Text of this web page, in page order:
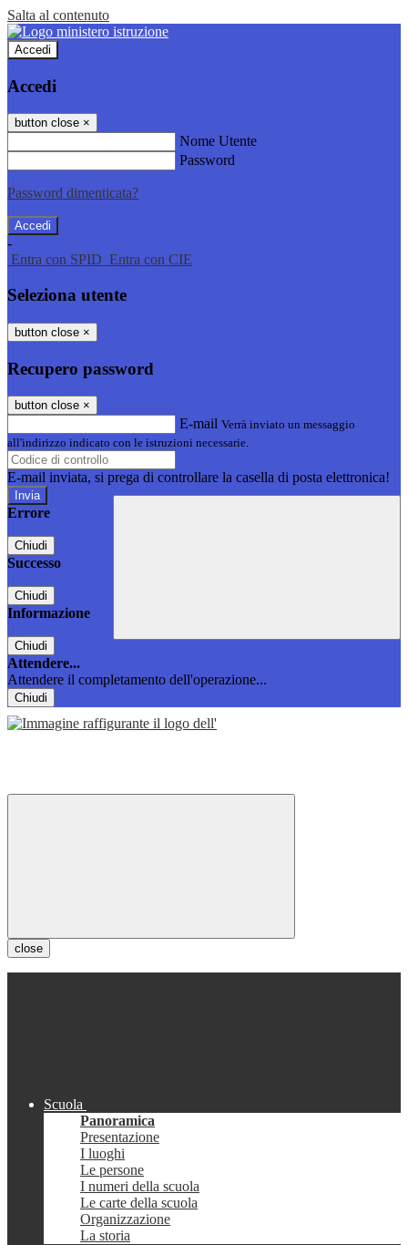
Salta al contenuto
Accedi
Accedi
button close ×
Nome Utente
Password
Password dimenticata?
-
Entra con SPID Entra con CIE
Seleziona utente
button close ×
Recupero password
button close ×
E-mail Verrà inviato un messaggio
all'indirizzo indicato con le istruzioni necessarie.
E-mail inviata, si prega di controllare la casella di posta elettronica!
Errore
Chiudi
Successo
Chiudi
Informazione
Chiudi
Attendere...
Attendere il completamento dell'operazione...
Chiudi
close
Scuola
Panoramica
Presentazione
I luoghi
Le persone
I numeri della scuola
Le carte della scuola
Organizzazione
La storia